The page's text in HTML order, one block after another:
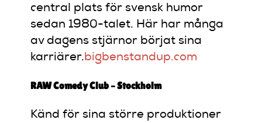
central plats för svensk humor
sedan 1980-talet. Här har många
av dagens stjärnor börjat sina
karriärer. bigbenstandup.com
RAW Comedy Club – Stockholm
Känd för sina större produktioner